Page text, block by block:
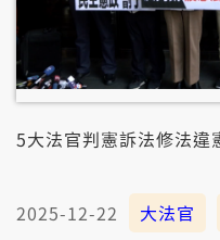
5大法官判憲訴法修法違
2025-12-22 大法官